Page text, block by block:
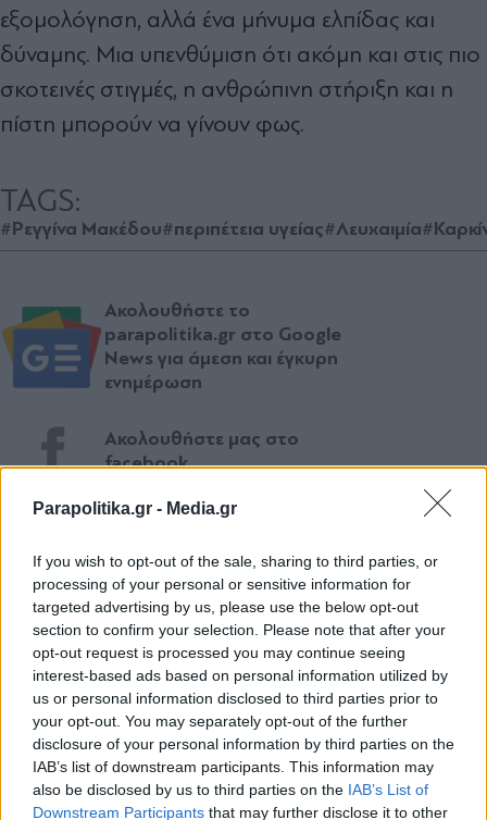
Parapolitika.gr - Media.gr
If you wish to opt-out of the sale, sharing to third parties, or
processing of your personal or sensitive information for
targeted advertising by us, please use the below opt-out
section to confirm your selection. Please note that after your
opt-out request is processed you may continue seeing
interest-based ads based on personal information utilized by
us or personal information disclosed to third parties prior to
your opt-out. You may separately opt-out of the further
disclosure of your personal information by third parties on the
IAB’s list of downstream participants. This information may
also be disclosed by us to third parties on the IAB’s List of
Downstream Participants that may further disclose it to other
εξομολόγηση, αλλά ένα μήνυμα ελπίδας και
δύναμης. Μια υπενθύμιση ότι ακόμη και στις πιο
σκοτεινές στιγμές, η ανθρώπινη στήριξη και η
πίστη μπορούν να γίνουν φως.
TAGS:
#Ρεγγίνα Μακέδου#περιπέτεια υγείας#Λευχαιμία
Ακολουθήστε το
parapolitika.gr στο Google
News για άμεση και έγκυρη
ενημέρωση
Ακολουθήστε μας στο
facebook
twitter
ΣΧΕΤΙΚΗ ΕΙΔΗΣΕΟΓΡΑΦΙΑ
Εγγραφή στο newsletter